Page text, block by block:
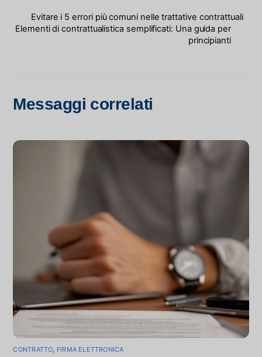
Evitare i 5 errori più comuni nelle trattative contrattuali
Elementi di contrattualistica semplificati: Una guida per
principianti
Messaggi correlati
CONTRATTO, FIRMA ELETTRONICA